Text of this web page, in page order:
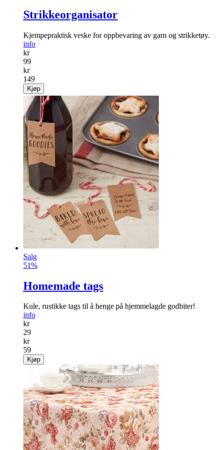
Strikkeorganisator
Kjempepraktisk veske for oppbevaring av garn og strikketøy.
info
kr
99
kr
149
Kjøp
Salg
51%
Homemade tags
Kule, rustikke tags til å henge på hjemmelagde godbiter!
info
kr
29
kr
59
Kjøp